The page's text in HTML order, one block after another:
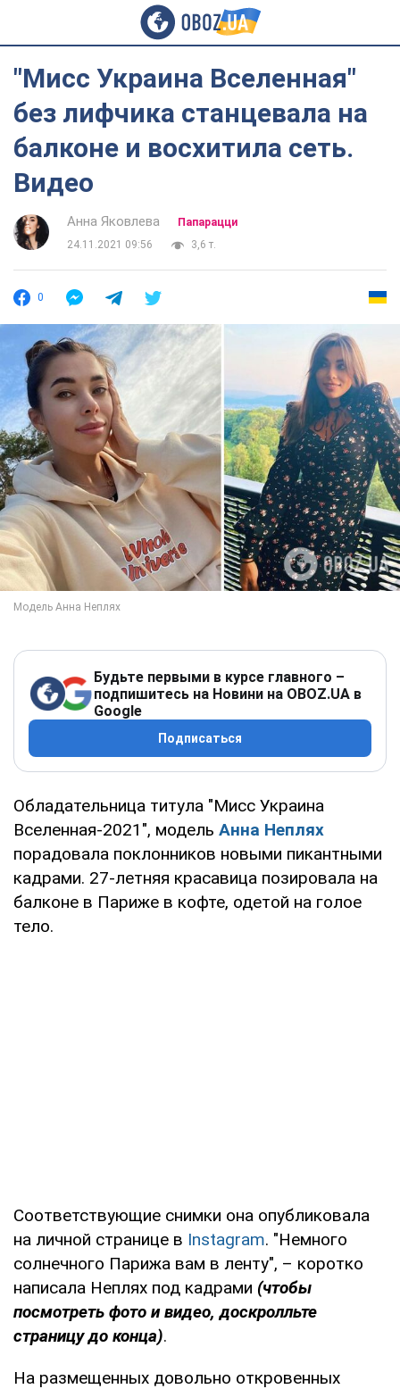
"Мисс Украина Вселенная"
без лифчика станцевала на
балконе и восхитила сеть.
Видео
Анна Яковлева
Папарацци
24.11.2021 09:56
3,6 т.
0
Будьте первыми в курсе главного –
подпишитесь на Новини на OBOZ.UA в
Google
Подписаться
Обладательница титула "Мисс Украина
Вселенная-2021", модель Анна Неплях
порадовала поклонников новыми пикантными
кадрами. 27-летняя красавица позировала на
балконе в Париже в кофте, одетой на голое
тело.
Соответствующие снимки она опубликовала
на личной странице в Instagram. "Немного
солнечного Парижа вам в ленту", – коротко
написала Неплях под кадрами (чтобы
посмотреть фото и видео, доскролльте
страницу до конца).
На размещенных довольно откровенных